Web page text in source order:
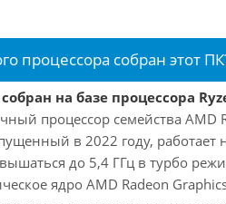
процессора собран этот
на базе процессора
процессор семейства AMD
в 2022 году, работает
до 5,4 ГГц в турбо
ядро AMD Radeon